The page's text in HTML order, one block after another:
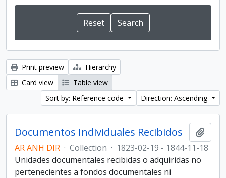
Print preview
Hierarchy
Card view
Table view
Sort by: Reference code
Direction: Ascending
Documentos Individuales Recibidos
AR ANH DIR · Collection · 1823-02-19 - 1844-11-18
Unidades documentales recibidas o adquiridas no
pertenecientes a fondos documentales ni